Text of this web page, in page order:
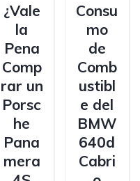
¿Vale
la
Pena
Comp
rar un
Porsc
he
Pana
mera
Consu
mo
de
Comb
ustibl
e del
BMW
640d
Cabri